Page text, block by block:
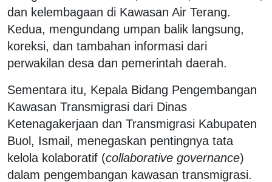
dan kelembagaan di Kawasan Air Terang.
Kedua, mengundang umpan balik langsung,
koreksi, dan tambahan informasi dari
perwakilan desa dan pemerintah daerah.
Sementara itu, Kepala Bidang Pengembangan
Kawasan Transmigrasi dari Dinas
Ketenagakerjaan dan Transmigrasi Kabupaten
Buol, Ismail, menegaskan pentingnya tata
kelola kolaboratif (collaborative governance)
dalam pengembangan kawasan transmigrasi.